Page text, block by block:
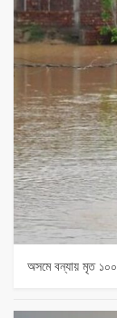
অসমে বন্যায় মৃত ১০০